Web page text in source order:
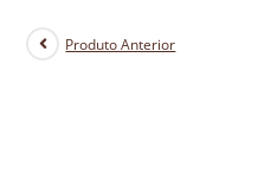
Produto Anterior